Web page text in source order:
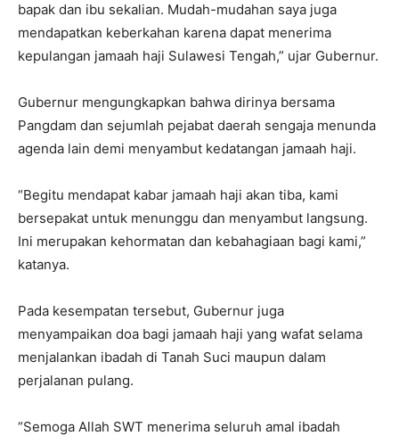
bapak dan ibu sekalian. Mudah-mudahan saya juga
mendapatkan keberkahan karena dapat menerima
kepulangan jamaah haji Sulawesi Tengah,” ujar Gubernur.
Gubernur mengungkapkan bahwa dirinya bersama
Pangdam dan sejumlah pejabat daerah sengaja menunda
agenda lain demi menyambut kedatangan jamaah haji.
“Begitu mendapat kabar jamaah haji akan tiba, kami
bersepakat untuk menunggu dan menyambut langsung.
Ini merupakan kehormatan dan kebahagiaan bagi kami,”
katanya.
Pada kesempatan tersebut, Gubernur juga
menyampaikan doa bagi jamaah haji yang wafat selama
menjalankan ibadah di Tanah Suci maupun dalam
perjalanan pulang.
“Semoga Allah SWT menerima seluruh amal ibadah